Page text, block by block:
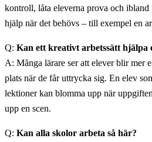
kontroll, låta eleverna prova och ibland
hjälp när det behövs – till exempel en
Q: Kan ett kreativt arbetssätt hjälpa
A: Många lärare ser att elever blir mer
plats när de får uttrycka sig. En elev
lektioner kan blomma upp när
upp en scen.
Q: Kan alla skolor arbeta så här?